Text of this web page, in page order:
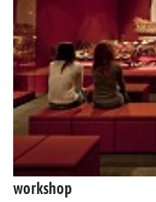
workshop